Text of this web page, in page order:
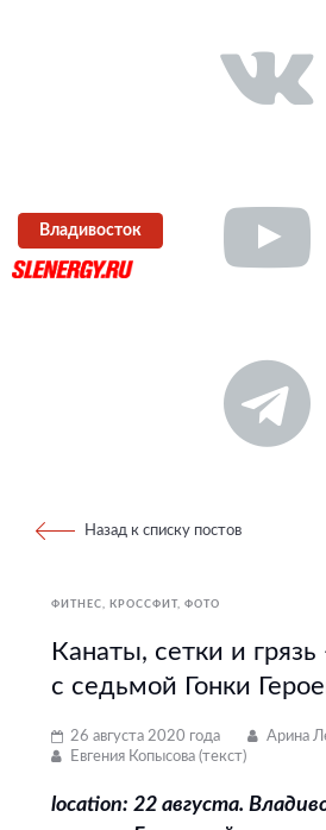
Владивосток
Назад к списку постов
ФИТНЕС, КРОССФИТ ФОТО
Канаты, сетки и
с седьмой Гонки
26 августа 2020 года
Арина
Евгения Копысова (текст)
location: 22 августа.